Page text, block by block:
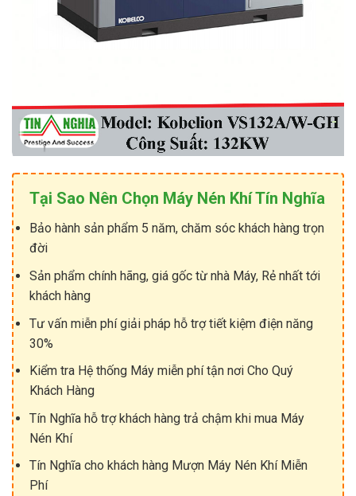
Tại Sao Nên Chọn Máy Nén Khí Tín Nghĩa
Bảo hành sản phẩm 5 năm, chăm sóc khách hàng trọn
đời
Sản phẩm chính hãng, giá gốc từ nhà Máy, Rẻ nhất tới
khách hàng
Tư vấn miễn phí giải pháp hỗ trợ tiết kiệm điện năng
30%
Kiểm tra Hệ thống Máy miễn phí tận nơi Cho Quý
Khách Hàng
Tín Nghĩa hỗ trợ khách hàng trả chậm khi mua Máy
Nén Khí
Tín Nghĩa cho khách hàng Mượn Máy Nén Khí Miễn
Phí